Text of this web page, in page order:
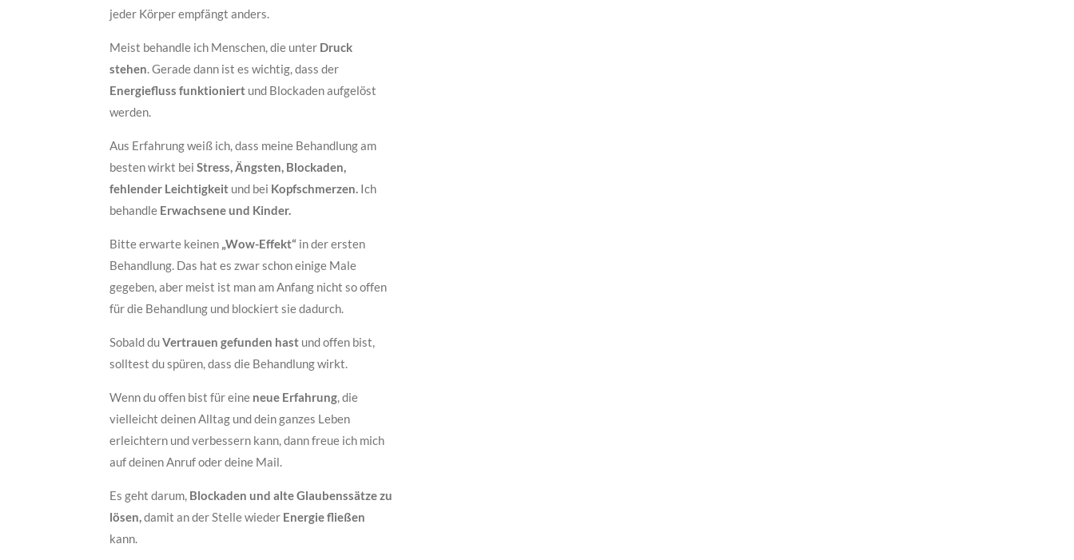
jeder Körper empfängt anders.
Meist behandle ich Menschen, die unter Druck
stehen. Gerade dann ist es wichtig, dass der
Energiefluss funktioniert und Blockaden aufgelöst
werden.
Aus Erfahrung weiß ich, dass meine Behandlung am
besten wirkt bei Stress, Ängsten, Blockaden,
fehlender Leichtigkeit und bei Kopfschmerzen. Ich
behandle Erwachsene und Kinder.
Bitte erwarte keinen „Wow-Effekt“ in der ersten
Behandlung. Das hat es zwar schon einige Male
gegeben, aber meist ist man am Anfang nicht so offen
für die Behandlung und blockiert sie dadurch.
Sobald duVertrauen gefunden hast und offen bist,
solltest du spüren, dass die Behandlung wirkt.
Wenn du offen bist für eine neue Erfahrung, die
vielleicht deinen Alltag und dein ganzes Leben
erleichtern und verbessern kann, dann freue ich mich
auf deinen Anruf oder deine Mail.
Es geht darum, Blockaden und alte Glaubenssätze zu
lösen,damit an der Stelle wieder Energie fließen
kann.